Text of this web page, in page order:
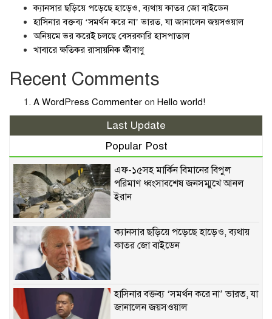
ক্যানসার ছড়িয়ে পড়েছে হাড়েও, ব্যথায় কাতর জো বাইডেন
হাসিনার বক্তব্য ‘সমর্থন করে না’ ভারত, যা জানালেন জয়সওয়াল
অনিয়মে ভর করেই চলছে বেসরকারি হাসপাতাল
খাবারে ক্ষতিকর রাসায়নিক জীবাণু
Recent Comments
A WordPress Commenter on Hello world!
Last Update
Popular Post
এফ-১৫সহ মার্কিন বিমানের বিপুল
পরিমাণ ধ্বংসাবশেষ জনসম্মুখে আনল
ইরান
ক্যানসার ছড়িয়ে পড়েছে হাড়েও, ব্যথায়
কাতর জো বাইডেন
হাসিনার বক্তব্য ‘সমর্থন করে না’ ভারত, যা
জানালেন জয়সওয়াল